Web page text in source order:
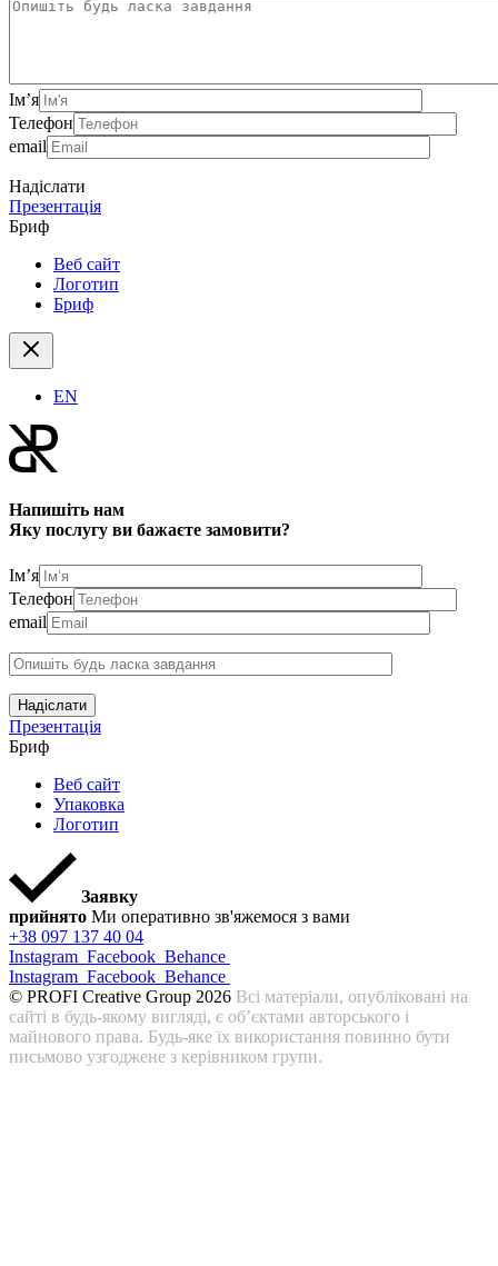
Ім’я
Телефон
email
Надіслати
Презентація
Бриф
Веб сайт
Логотип
Бриф
EN
Напишіть нам
Яку послугу ви бажаєте замовити?
Ім’я
Телефон
email
Надіслати
Презентація
Бриф
Веб сайт
Упаковка
Логотип
Заявку
прийнято Ми оперативно зв'яжемося з вами
+38 097 137 40 04
Instagram Facebook Behance
Instagram Facebook Behance
© PROFI Creative Group 2026 Всі матеріали, опубліковані на
сайті в будь-якому вигляді, є об’єктами авторського і
майнового права. Будь-яке їх використання повинно бути
письмово узгоджене з керівником групи.